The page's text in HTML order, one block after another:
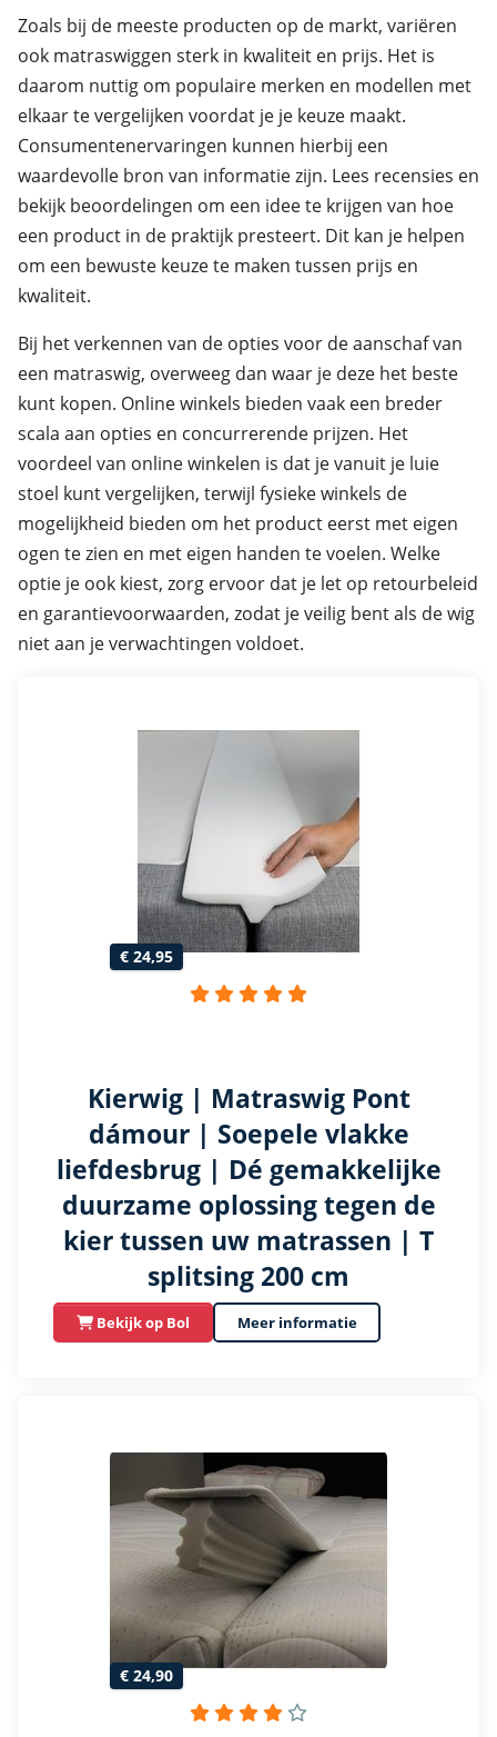
Zoals bij de meeste producten op de markt, variëren
ook matraswiggen sterk in kwaliteit en prijs. Het is
daarom nuttig om populaire merken en modellen met
elkaar te vergelijken voordat je je keuze maakt.
Consumentenervaringen kunnen hierbij een
waardevolle bron van informatie zijn. Lees recensies en
bekijk beoordelingen om een idee te krijgen van hoe
een product in de praktijk presteert. Dit kan je helpen
om een bewuste keuze te maken tussen prijs en
kwaliteit.
Bij het verkennen van de opties voor de aanschaf van
een matraswig, overweeg dan waar je deze het beste
kunt kopen. Online winkels bieden vaak een breder
scala aan opties en concurrerende prijzen. Het
voordeel van online winkelen is dat je vanuit je luie
stoel kunt vergelijken, terwijl fysieke winkels de
mogelijkheid bieden om het product eerst met eigen
ogen te zien en met eigen handen te voelen. Welke
optie je ook kiest, zorg ervoor dat je let op retourbeleid
en garantievoorwaarden, zodat je veilig bent als de wig
niet aan je verwachtingen voldoet.
€ 24,95
Kierwig | Matraswig Pont
dámour | Soepele vlakke
liefdesbrug | Dé gemakkelijke
duurzame oplossing tegen de
kier tussen uw matrassen | T
splitsing 200 cm
Bekijk op Bol Meer informatie
€ 24,90